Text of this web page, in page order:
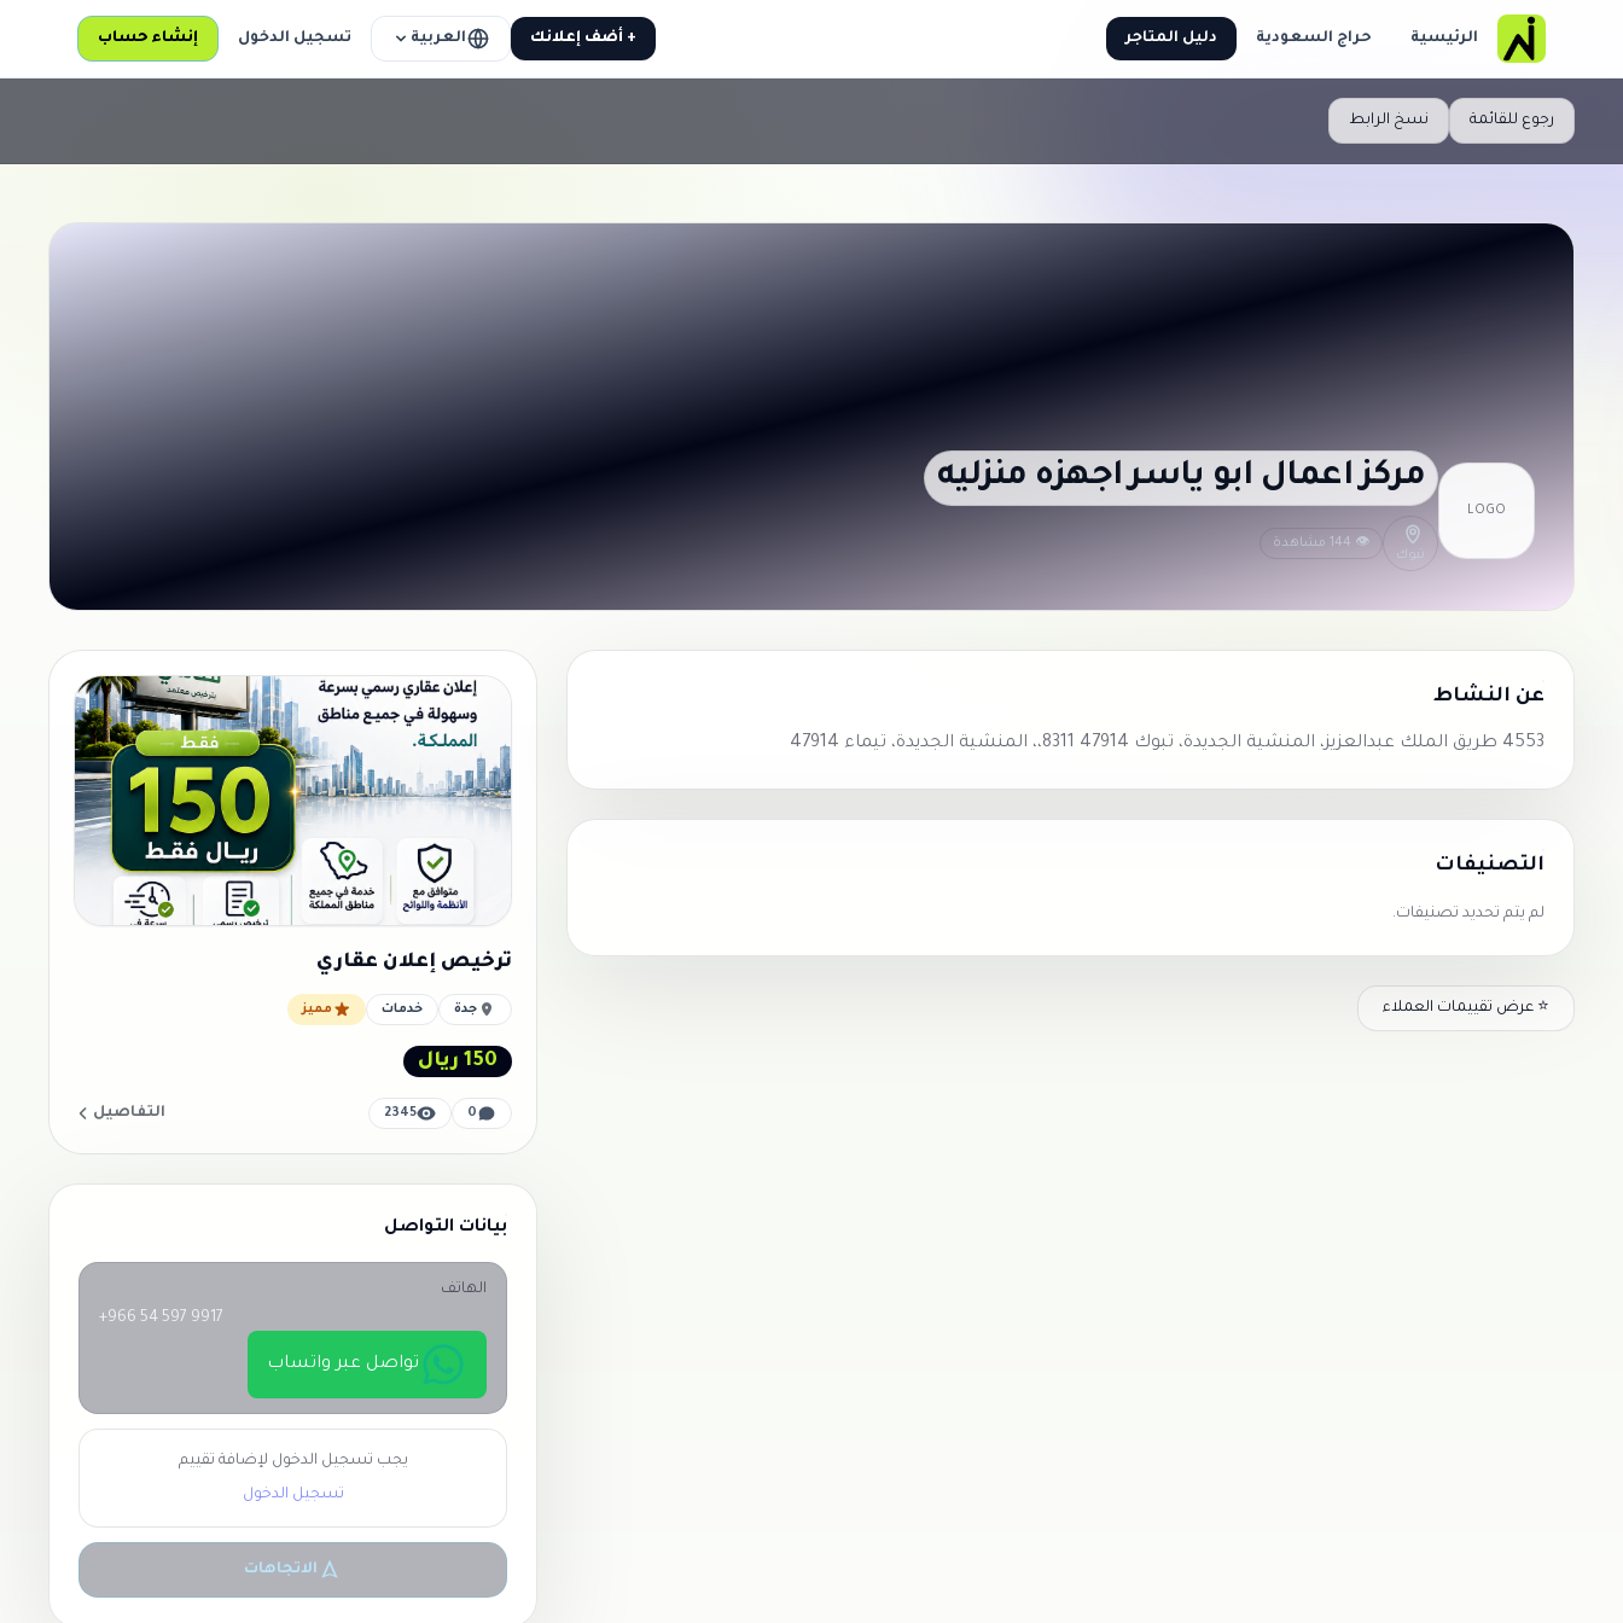
الرئيسية حراج السعودية دليل المتاجر + أضف إعلانك العربية تسجيل الدخول إنشاء حساب
رجوع للقائمة نسخ الرابط
LOGO
مركز اعمال ابو ياسر اجهزه منزليه
تبوك
👁 144 مشاهدة
عن النشاط
4553 طريق الملك عبدالعزيز، المنشية الجديدة، تبوك 47914 8311،، المنشية الجديدة، تيماء 47914
التصنيفات
لم يتم تحديد تصنيفات.
⭐ عرض تقييمات العملاء
ترخيص إعلان عقاري
جدة خدمات مميز
150 ريال
0
2345 التفاصيل
بيانات التواصل
الهاتف
+966 54 597 9917
تواصل عبر واتساب
يجب تسجيل الدخول لإضافة تقييم
تسجيل الدخول
الاتجاهات